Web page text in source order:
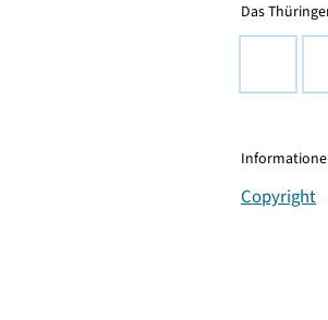
Das
Copyright